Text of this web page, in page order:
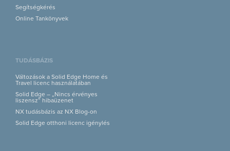
Segítségkérés
Online Tankönyvek
TUDÁSBÁZIS
Változások a Solid Edge Home és
Travel licenc használatában
Solid Edge – „Nincs érvényes
liszensz” hibaüzenet
NX tudásbázis az NX Blog-on
Solid Edge otthoni licenc igénylés